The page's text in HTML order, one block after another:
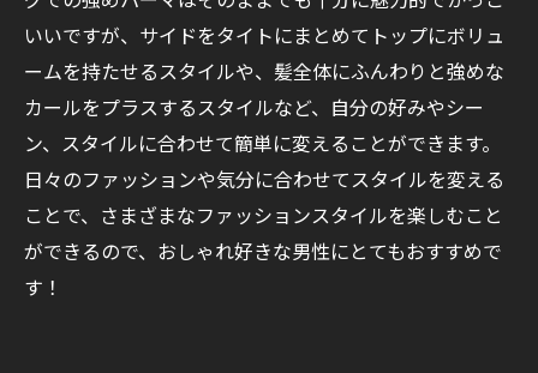
いいですが、サイドをタイトにまとめてトップにボリュ
ームを持たせるスタイルや、髪全体にふんわりと強めな
カールをプラスするスタイルなど、自分の好みやシー
ン、スタイルに合わせて簡単に変えることができます。
日々のファッションや気分に合わせてスタイルを変える
ことで、さまざまなファッションスタイルを楽しむこと
ができるので、おしゃれ好きな男性にとてもおすすめで
す！